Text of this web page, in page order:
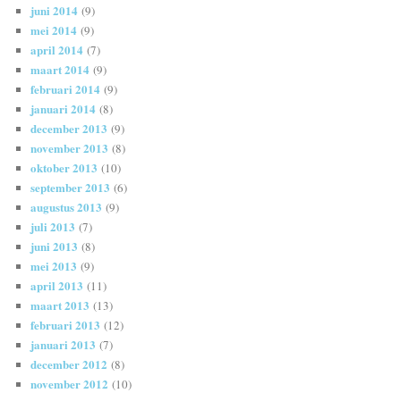
juni 2014 (9)
mei 2014 (9)
april 2014 (7)
maart 2014 (9)
februari 2014 (9)
januari 2014 (8)
december 2013 (9)
november 2013 (8)
oktober 2013 (10)
september 2013 (6)
augustus 2013 (9)
juli 2013 (7)
juni 2013 (8)
mei 2013 (9)
april 2013 (11)
maart 2013 (13)
februari 2013 (12)
januari 2013 (7)
december 2012 (8)
november 2012 (10)